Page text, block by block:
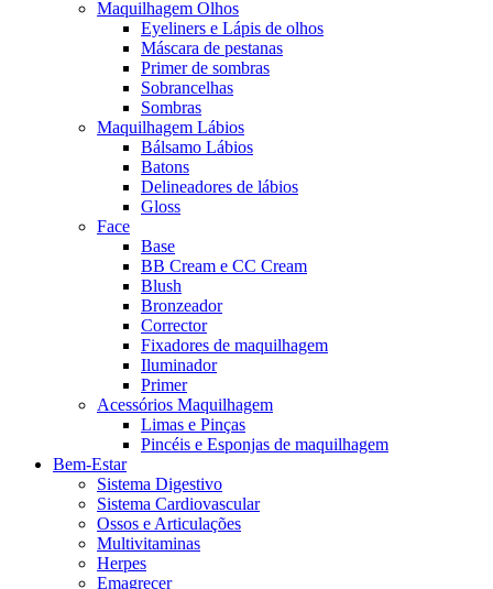
Maquilhagem Olhos
Eyeliners e Lápis de olhos
Máscara de pestanas
Primer de sombras
Sobrancelhas
Sombras
Maquilhagem Lábios
Bálsamo Lábios
Batons
Delineadores de lábios
Gloss
Face
Base
BB Cream e CC Cream
Blush
Bronzeador
Corrector
Fixadores de maquilhagem
Iluminador
Primer
Acessórios Maquilhagem
Limas e Pinças
Pincéis e Esponjas de maquilhagem
Bem-Estar
Sistema Digestivo
Sistema Cardiovascular
Ossos e Articulações
Multivitaminas
Herpes
Emagrecer